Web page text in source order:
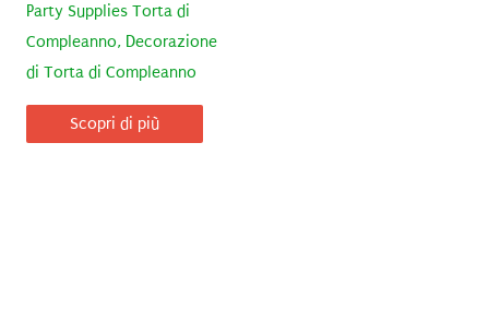
Party Supplies Torta di
Compleanno, Decorazione
di Torta di Compleanno
Scopri di più